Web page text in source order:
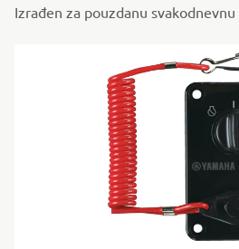
Izrađen za pouzdanu